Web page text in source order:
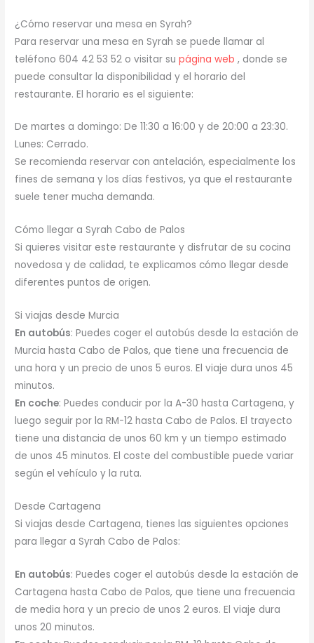
¿Cómo reservar una mesa en Syrah?
Para reservar una mesa en Syrah se puede llamar al
teléfono 604 42 53 52 o visitar supágina web , donde se
puede consultar la disponibilidad y el horario del
restaurante. El horario es el siguiente:
De martes a domingo: De 11:30 a 16:00 y de 20:00 a 23:30.
Lunes: Cerrado.
Se recomienda reservar con antelación, especialmente los
fines de semana y los días festivos, ya que el restaurante
suele tener mucha demanda.
Cómo llegar a Syrah Cabo de Palos
Si quieres visitar este restaurante y disfrutar de su cocina
novedosa y de calidad, te explicamos cómo llegar desde
diferentes puntos de origen.
Si viajas desde Murcia
En autobús: Puedes coger el autobús desde la estación de
Murcia hasta Cabo de Palos, que tiene una frecuencia de
una hora y un precio de unos 5 euros. El viaje dura unos 45
minutos.
En coche: Puedes conducir por la A-30 hasta Cartagena, y
luego seguir por la RM-12 hasta Cabo de Palos. El trayecto
tiene una distancia de unos 60 km y un tiempo estimado
de unos 45 minutos. El coste del combustible puede variar
según el vehículo y la ruta.
Desde Cartagena
Si viajas desde Cartagena, tienes las siguientes opciones
para llegar a Syrah Cabo de Palos:
En autobús: Puedes coger el autobús desde la estación de
Cartagena hasta Cabo de Palos, que tiene una frecuencia
de media hora y un precio de unos 2 euros. El viaje dura
unos 20 minutos.